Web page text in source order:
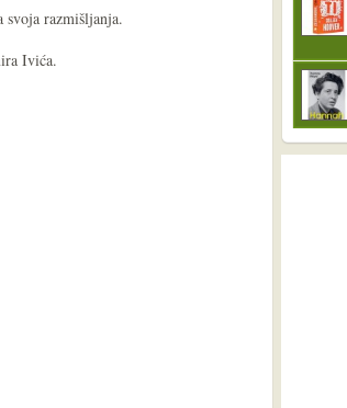
svoja razmišljanja.
Ivića.